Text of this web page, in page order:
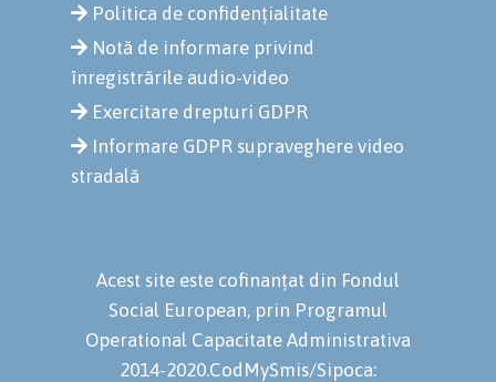
Politica de confidențialitate
Notă de informare privind
înregistrările audio-video
Exercitare drepturi GDPR
Informare GDPR supraveghere video
stradală
Acest site este cofinanțat din Fondul
Social European, prin Programul
Operational Capacitate Administrativa
2014-2020.CodMySmis/Sipoca: